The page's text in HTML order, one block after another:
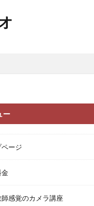
ー
ページ
感覚のカメラ講座